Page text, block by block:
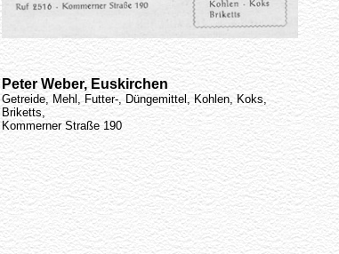
Peter Weber, Euskirchen
Getreide, Mehl, Futter-, Düngemittel, Kohlen, Koks,
Briketts,
Kommerner Straße 190